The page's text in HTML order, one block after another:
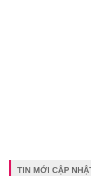
TIN MỚI CẬP